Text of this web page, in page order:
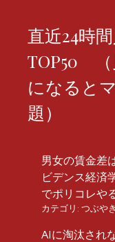
直近24時
TOP50 （
になると
題）
男女の賃金差
ビデンス経済
でポリコレや
カテゴリ: つぶやき
AIに淘汰され